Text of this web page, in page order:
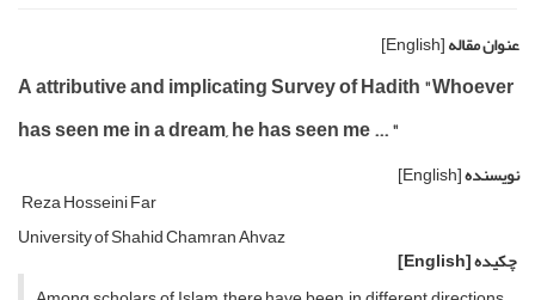
عنوان مقاله[English]
A attributive and implicating Survey of Hadith "Whoever
has seen me in a dream, he has seen me ... "
نویسنده[English]
Reza Hosseini Far
University of Shahid Chamran Ahvaz
چکیده[English]